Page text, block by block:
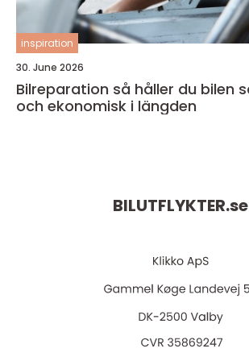
inspiration
30. June 2026
Bilreparation så håller du bilen säker, trygg
och ekonomisk i längden
BILUTFLYKTER.se